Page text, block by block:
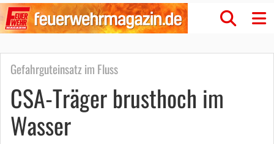
Gefahrguteinsatz im Fluss
CSA-Träger brusthoch im
Wasser